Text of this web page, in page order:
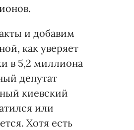
и добавим
как уверяет
в 5,2 миллиона
депутат
киевский
или
Хотя есть